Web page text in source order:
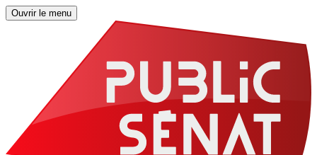
Ouvrir le menu